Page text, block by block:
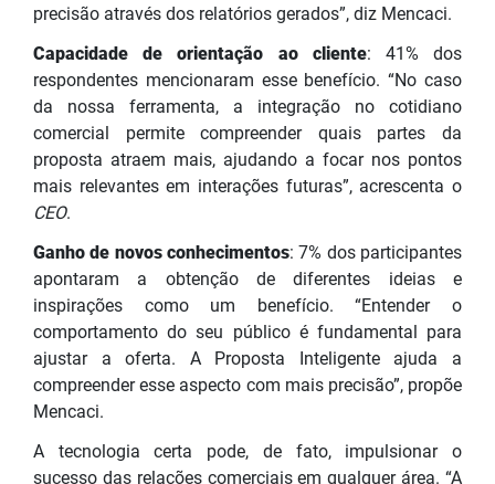
precisão através dos relatórios gerados”, diz Mencaci.
Capacidade de orientação ao cliente: 41% dos
respondentes mencionaram esse benefício. “No caso
da nossa ferramenta, a integração no cotidiano
comercial permite compreender quais partes da
proposta atraem mais, ajudando a focar nos pontos
mais relevantes em interações futuras”, acrescenta o
CEO.
Ganho de novos conhecimentos: 7% dos participantes
apontaram a obtenção de diferentes ideias e
inspirações como um benefício. “Entender o
comportamento do seu público é fundamental para
ajustar a oferta. A Proposta Inteligente ajuda a
compreender esse aspecto com mais precisão”, propõe
Mencaci.
A tecnologia certa pode, de fato, impulsionar o
sucesso das relações comerciais em qualquer área. “A